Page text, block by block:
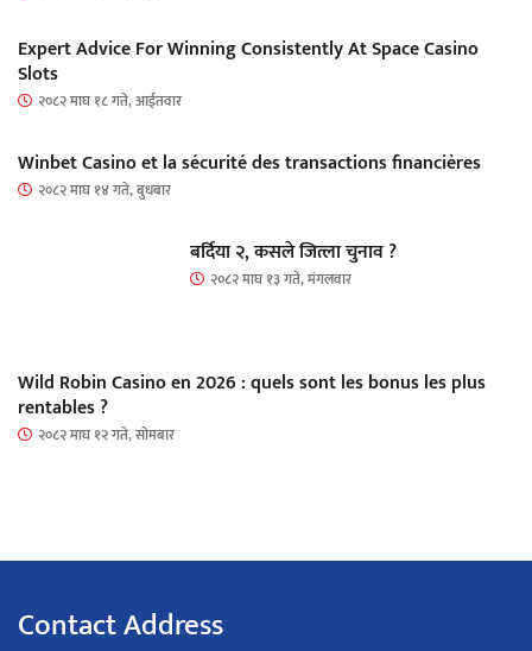
Expert Advice For Winning Consistently At Space Casino
Slots
२०८२ माघ १८ गते, आईतवार
Winbet Casino et la sécurité des transactions financières
२०८२ माघ १४ गते, बुधबार
बर्दिया २, कसले जित्ला चुनाव ?
२०८२ माघ १३ गते, मंगलवार
Wild Robin Casino en 2026 : quels sont les bonus les plus
rentables ?
२०८२ माघ १२ गते, सोमबार
Contact Address